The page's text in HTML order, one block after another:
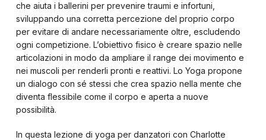
che aiuta i ballerini per prevenire traumi e infortuni,
sviluppando una corretta percezione del proprio corpo
per evitare di andare necessariamente oltre, escludendo
ogni competizione. L’obiettivo fisico è creare spazio nelle
articolazioni in modo da ampliare il range dei movimento e
nei muscoli per renderli pronti e reattivi. Lo Yoga propone
un dialogo con sé stessi che crea spazio nella mente che
diventa flessibile come il corpo e aperta a nuove
possibilità.
In questa lezione di yoga per danzatori con Charlotte